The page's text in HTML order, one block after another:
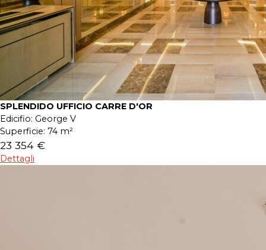
SPLENDIDO UFFICIO CARRE D'OR
Edicifio: George V
Superficie: 74 m²
23 354 €
Dettagli